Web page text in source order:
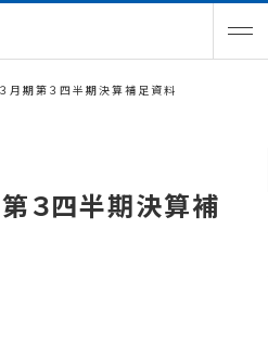
月期第３四半期決算補足資料
３四半期決算補